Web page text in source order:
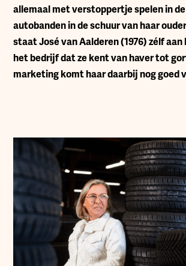
allemaal met verstoppertje spelen in
autobanden in de schuur van haar
staat José van Aalderen (1976) zélf
het bedrijf dat ze kent van haver tot
marketing komt haar daarbij nog goed